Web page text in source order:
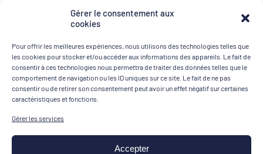
Gérer le consentement aux
cookies
Pour offrir les meilleures expériences, nous utilisons des technologies telles que
les cookies pour stocker et/ou accéder aux informations des appareils. Le fait de
consentir à ces technologies nous permettra de traiter des données telles que le
comportement de navigation ou les ID uniques sur ce site. Le fait de ne pas
consentir ou de retirer son consentement peut avoir un effet négatif sur certaines
caractéristiques et fonctions.
Gérer les services
Accepter
Club de Dégustation
Contact
MOYENS DE PAIEMENT